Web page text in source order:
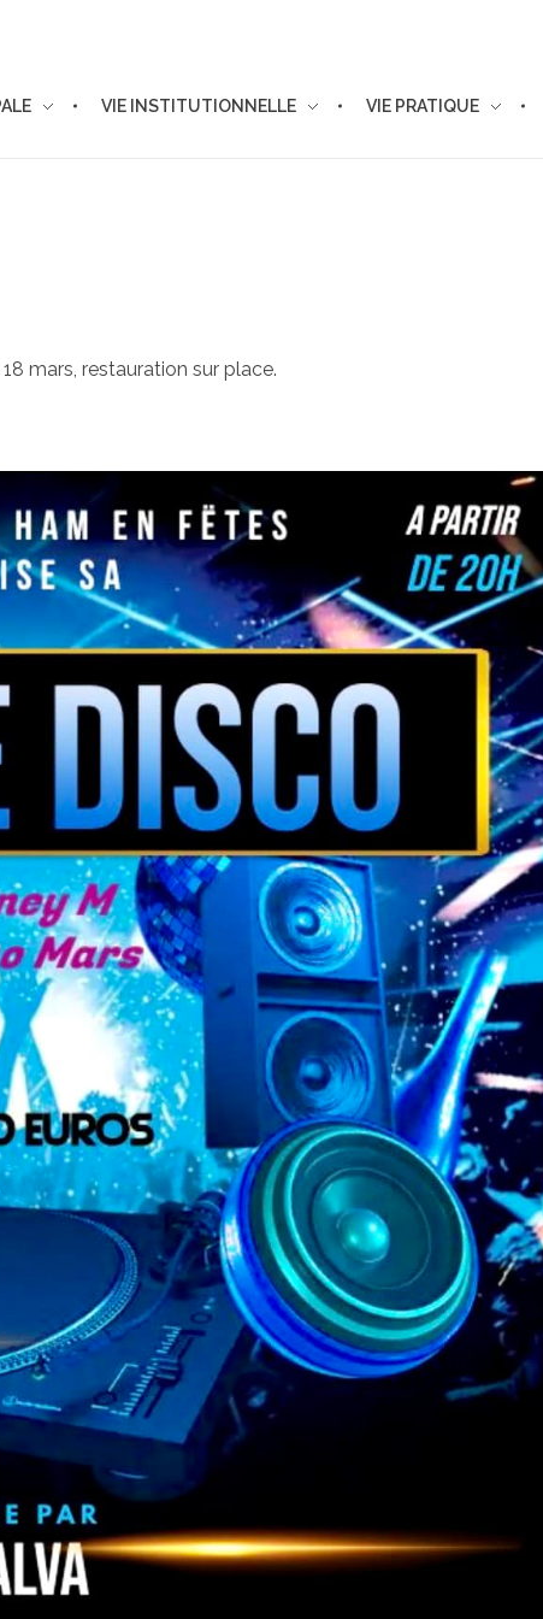
VIE INSTITUTIONNELLE VIE PRATIQUE
mars, restauration sur place.